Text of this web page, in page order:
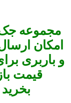
مجموعه جک
امکان
و باربری
قیمت